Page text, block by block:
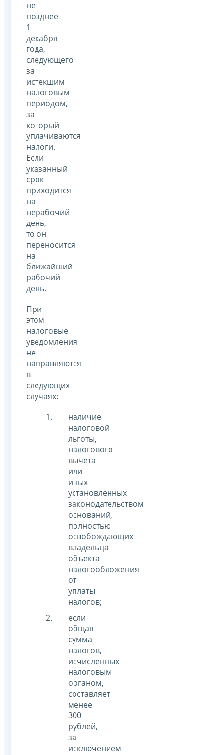
не
позднее
1
декабря
года,
следующего
за
истекшим
налоговым
периодом,
за
который
уплачиваются
налоги.
Если
указанный
срок
приходится
на
нерабочий
день,
то он
переносится
на
ближайший
рабочий
день.
При
этом
налоговые
уведомления
не
направляются
в
следующих
случаях:
наличие
налоговой
льготы,
налогового
вычета
или
иных
установленных
законодательством
оснований,
полностью
освобождающих
владельца
объекта
налогообложения
от
уплаты
налогов;
если
общая
сумма
налогов,
исчисленных
налоговым
органом,
составляет
менее
300
рублей,
за
исключением